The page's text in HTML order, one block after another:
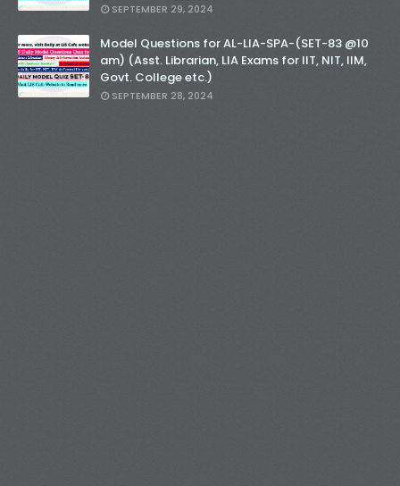
SEPTEMBER 29, 2024
Model Questions for AL-LIA-SPA-(SET-83 @10
am) (Asst. Librarian, LIA Exams for IIT, NIT, IIM,
Govt. College etc.)
SEPTEMBER 28, 2024